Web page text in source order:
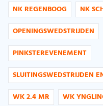
NK REGENBOOG
NK
OPENINGSWEDSTRIJDEN
PINKSTEREVENEMENT
SLUITINGSWEDSTRIJDEN
WK 2.4 MR
WK